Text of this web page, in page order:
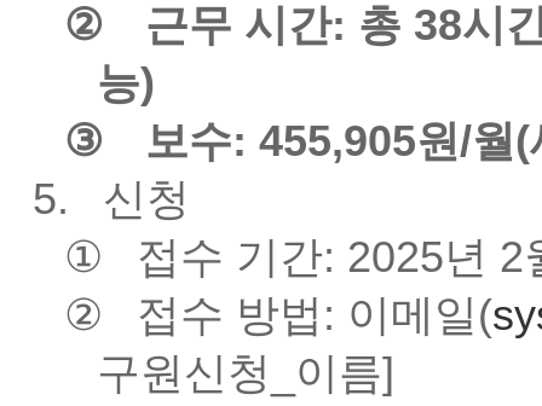
②
근무 시간: 총 38시
능)
③
보수: 455,905원/월(
5.
신청
①
접수 기간: 2025년 2
②
접수 방법: 이메일(
구원신청_이름]